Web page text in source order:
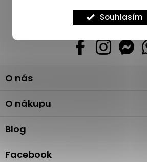
Souhlasím
+420 736 708 220
info@mj-
á
a
O nás
O nákupu
Blog
Facebook